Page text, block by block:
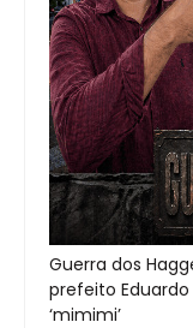
Guerra dos
prefeito
‘mimimi’